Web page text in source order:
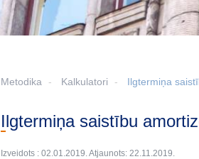
Metodika Kalkulatori Ilgtermiņa
Ilgtermiņa saistību
Izveidots : 02.01.2019. Atjaunots: 22.11.2019.